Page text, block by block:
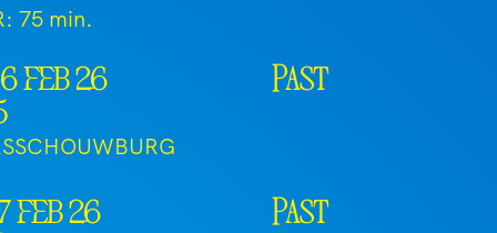
75 min.
feb 26
Past
feb 26
Past